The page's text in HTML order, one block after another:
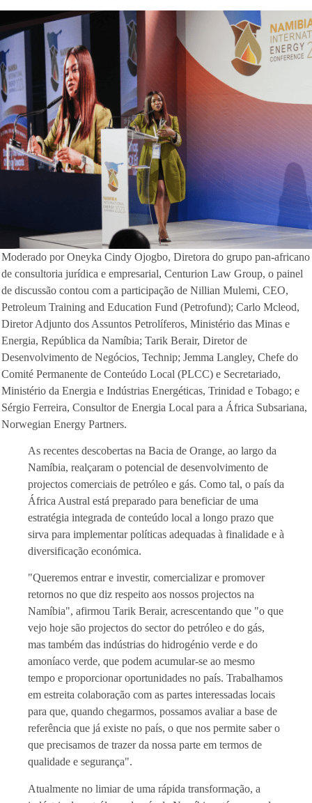
Moderado por Oneyka Cindy Ojogbo, Diretora do grupo pan-africano
de consultoria jurídica e empresarial, Centurion Law Group, o painel
de discussão contou com a participação de Nillian Mulemi, CEO,
Petroleum Training and Education Fund (Petrofund); Carlo Mcleod,
Diretor Adjunto dos Assuntos Petrolíferos, Ministério das Minas e
Energia, República da Namíbia; Tarik Berair, Diretor de
Desenvolvimento de Negócios, Technip; Jemma Langley, Chefe do
Comité Permanente de Conteúdo Local (PLCC) e Secretariado,
Ministério da Energia e Indústrias Energéticas, Trinidad e Tobago; e
Sérgio Ferreira, Consultor de Energia Local para a África Subsariana,
Norwegian Energy Partners.
As recentes descobertas na Bacia de Orange, ao largo da
Namíbia, realçaram o potencial de desenvolvimento de
projectos comerciais de petróleo e gás. Como tal, o país da
África Austral está preparado para beneficiar de uma
estratégia integrada de conteúdo local a longo prazo que
sirva para implementar políticas adequadas à finalidade e à
diversificação económica.
"Queremos entrar e investir, comercializar e promover
retornos no que diz respeito aos nossos projectos na
Namíbia", afirmou Tarik Berair, acrescentando que "o que
vejo hoje são projectos do sector do petróleo e do gás,
mas também das indústrias do hidrogénio verde e do
amoníaco verde, que podem acumular-se ao mesmo
tempo e proporcionar oportunidades no país. Trabalhamos
em estreita colaboração com as partes interessadas locais
para que, quando chegarmos, possamos avaliar a base de
referência que já existe no país, o que nos permite saber o
que precisamos de trazer da nossa parte em termos de
qualidade e segurança".
Atualmente no limiar de uma rápida transformação, a